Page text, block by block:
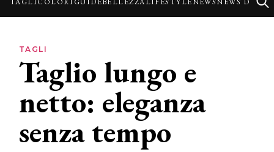
Lifestyle
News
TAGLI
Taglio lungo e
netto: eleganza
senza tempo